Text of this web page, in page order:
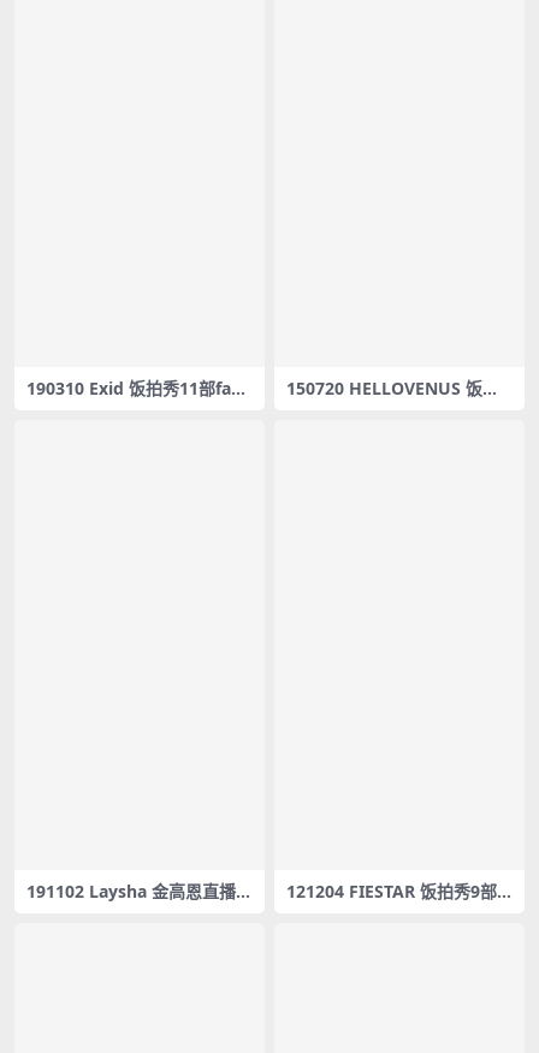
190310 Exid 饭拍秀11部fanc
150720 HELLOVENUS 饭拍
191102 Laysha 金高恩直播 [
121204 FIESTAR 饭拍秀9部fa